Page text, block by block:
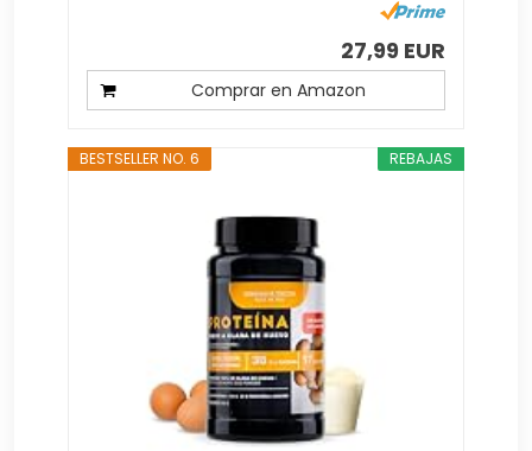
27,99 EUR
Comprar en Amazon
REBAJAS
BESTSELLER NO. 6